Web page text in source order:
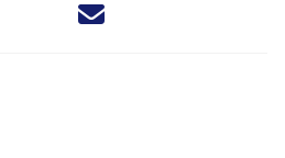
Deel dit nieuwsbericht via X -
Deel dit nieuwsbericht via
Deel dit nieuwsbericht
Deel dit